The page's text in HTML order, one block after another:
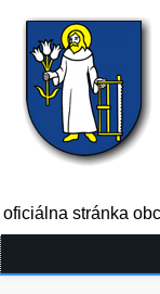
oficiálna stránka